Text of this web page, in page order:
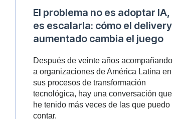
El problema no es adoptar IA,
es escalarla: cómo el delivery
aumentado cambia el juego
Después de veinte años acompañando
a organizaciones de América Latina en
sus procesos de transformación
tecnológica, hay una conversación que
he tenido más veces de las que puedo
contar.